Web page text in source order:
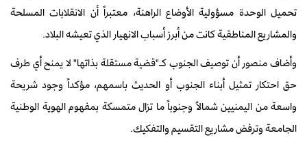
تحميل الوحدة مسؤولية الأوضاع الراهنة، معتبراً أن الانقلابات المسلحة
والمشاريع المناطقية كانت من أبرز أسباب الانهيار الذي تعيشه البلاد.
وأضاف منصور أن توصيف الجنوب كـ"قضية مستقلة بذاتها" لا يمنح أي طرف
حق احتكار تمثيل أبناء الجنوب أو الحديث باسمهم، مؤكداً وجود شريحة
واسعة من اليمنيين شمالاً وجنوباً ما تزال متمسكة بمفهوم الهوية الوطنية
الجامعة وترفض مشاريع التقسيم والتفكيك.